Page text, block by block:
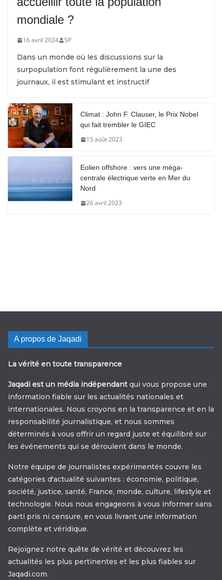
mondiale ?
16 avril 2024 SP
Dans un monde où les discussions sur la
surpopulation font régulièrement la une des
journaux, il est stimulant et instructif
Climat : John F. Clauser, le Prix Nobel
qui fait trembler le GIEC
15 août 2023
Eolien offshore : vers une méga-
centrale électrique verte en Mer du
Nord
26 avril 2023
A propos de Jaqadi
La vérité en toute transparence
Jaqadi est un média indépendant qui vous propose une
information fiable sur les actualités nationales et
internationales. Nous croyons en la transparence et en la
responsabilité journalistique, et nous sommes
déterminés à vous offrir un regard juste et équilibré sur
les événements qui se déroulent dans le monde.
Notre équipe de journalistes expérimentés couvre les
catégories d'actualité suivantes : économie, politique,
société, justice, santé, France, monde, culture, lifestyle et
technologie. Nous nous engageons à vous informer sans
parti pris ni censure, en vous livrant une information
complète et véridique.
Rejoignez notre quête de vérité et découvrez les
actualités les plus pertinentes et les plus fiables sur
Jaqadi.com.